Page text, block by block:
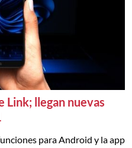
Link; llegan nuevas
para Android y la app